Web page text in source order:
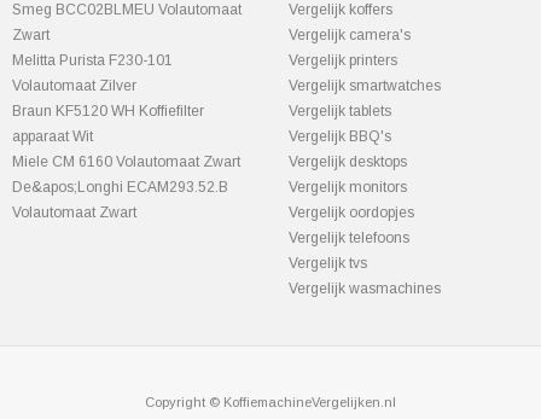
Smeg BCC02BLMEU Volautomaat
Zwart
Melitta Purista F230-101
Volautomaat Zilver
Braun KF5120 WH Koffiefilter
apparaat Wit
Miele CM 6160 Volautomaat Zwart
De&apos;Longhi ECAM293.52.B
Volautomaat Zwart
Vergelijk koffers
Vergelijk camera's
Vergelijk printers
Vergelijk smartwatches
Vergelijk tablets
Vergelijk BBQ's
Vergelijk desktops
Vergelijk monitors
Vergelijk oordopjes
Vergelijk telefoons
Vergelijk tvs
Vergelijk wasmachines
Copyright © KoffiemachineVergelijken.nl